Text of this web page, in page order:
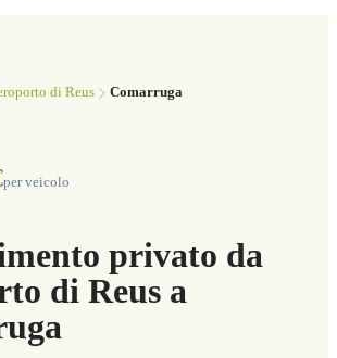
di Reus Comarruga
per veicolo
privato da
di Reus a